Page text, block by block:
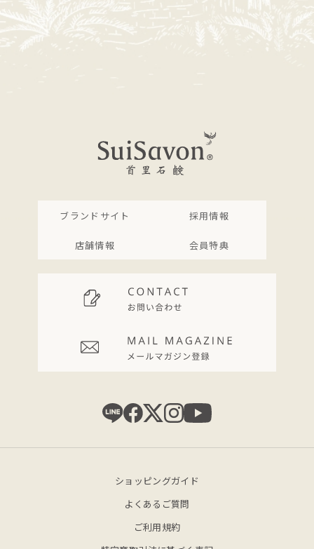
ブランドサイト 採用情報
店舗情報 会員特典
ショッピングガイド
よくあるご質問
ご利用規約